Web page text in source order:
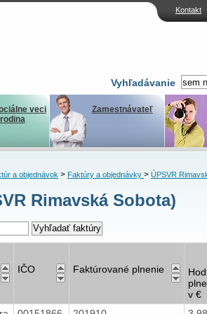
Kontakt
Vyhľadávanie
veci
Zamestnávateľ
a objednávok> Faktúry a objednávky > ÚPSVR
Rimavská Sobota)
IČO Faktúrované plnenie
v €